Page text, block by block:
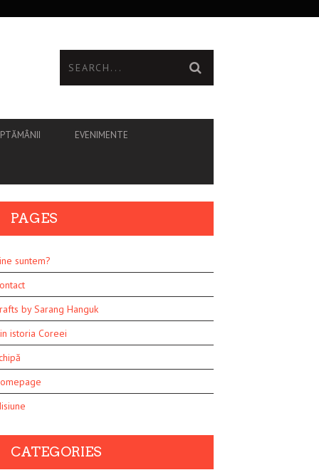
EVENIMENTE
PAGES
suntem?
by Sarang Hanguk
istoria Coreei
CATEGORIES